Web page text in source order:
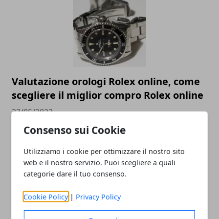
Consenso sui Cookie
Utilizziamo i cookie per ottimizzare il nostro sito
web e il nostro servizio. Puoi scegliere a quali
categorie dare il tuo consenso.
Cookie Policy | Privacy Policy
Valutazione orologi Rolex online, come
scegliere il miglior compro Rolex online
23/05/2023